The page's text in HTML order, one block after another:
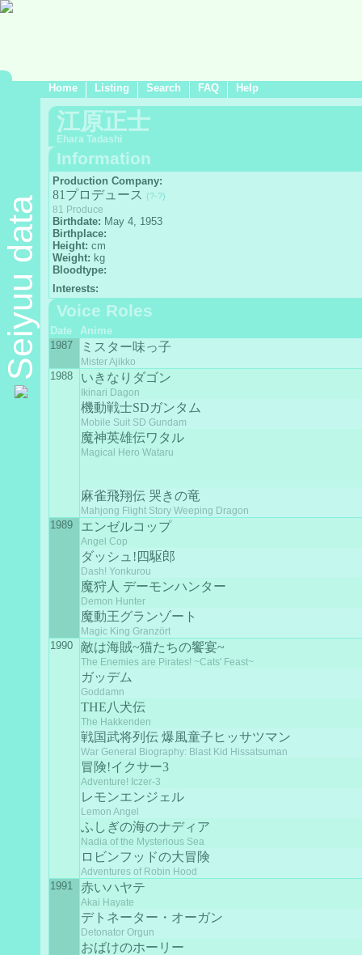
Home Listing Search FAQ Help
Seiyuu data
江原正士
Ehara Tadashi
Information
Production Company:
81プロデュース (?-?)
81 Produce
Birthdate: May 4, 1953
Birthplace:
Height: cm
Weight: kg
Bloodtype:
Interests:
Voice Roles
Date
Anime
1987
ミスター味っ子
Mister Ajikko
1988 いきなりダゴン
Ikinari Dagon
機動戦士SDガンタム
Mobile Suit SD Gundam
魔神英雄伝ワタル
Magical Hero Wataru
麻雀飛翔伝 哭きの竜
Mahjong Flight Story Weeping Dragon
1989 エンゼルコップ
Angel Cop
ダッシュ!四駆郎
Dash! Yonkurou
魔狩人 デーモンハンター
Demon Hunter
魔動王グランゾート
Magic King Granzört
1990 敵は海賊~猫たちの饗宴~
The Enemies are Pirates! ~Cats' Feast~
ガッデム
Goddamn
THE八犬伝
The Hakkenden
戦国武将列伝 爆風童子ヒッサツマン
War General Biography: Blast Kid Hissatsuman
冒険!イクサー3
Adventure! Iczer-3
レモンエンジェル
Lemon Angel
ふしぎの海のナディア
Nadia of the Mysterious Sea
ロビンフッドの大冒険
Adventures of Robin Hood
1991 赤いハヤテ
Akai Hayate
デトネーター・オーガン
Detonator Orgun
おばけのホーリー